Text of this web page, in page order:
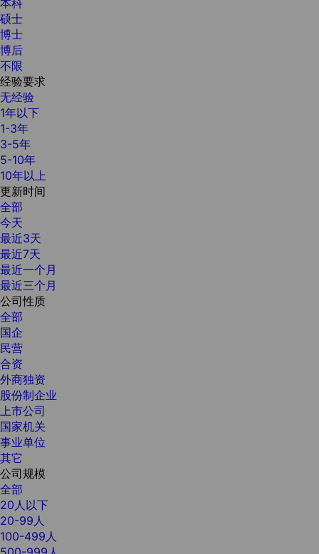
硕士
博士
博后
不限
经验要求
无经验
1年以下
1-3年
3-5年
5-10年
10年以上
更新时间
全部
今天
最近3天
最近7天
最近一个月
最近三个月
公司性质
全部
国企
民营
合资
外商独资
股份制企业
上市公司
国家机关
事业单位
其它
公司规模
全部
20人以下
20-99人
100-499人